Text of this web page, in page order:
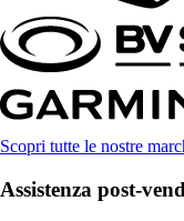
Scopri tutte le nostre
Assistenza post-